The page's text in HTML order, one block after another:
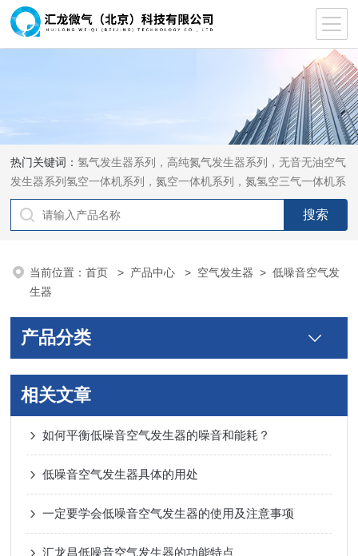
热门关键词：氢气发生器系列，高纯氮气发生器系列，无音无油空气
发生器系列氢空一体机系列，氮空一体机系列，氮氢空三气一体机系
列，气体净化器系列，代理日本DKK-TOA水质分析，水质检测仪
器，代理南韩SitekPH/离子计，DO计，电导计，多功能计，PH/DO/
当前位置：首页 > 产品中心 > 空气发生器 >低噪音空气发
生器
产品分类
相关文章
如何平衡低噪音空气发生器的噪音和能耗？
低噪音空气发生器具体的用处
一定要学会低噪音空气发生器的使用及注意事项
汇龙昌低噪音空气发生器的功能特点